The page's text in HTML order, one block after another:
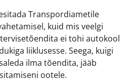
Transpordiametile
kuid mis veelgi
ei tohi autokool
liiklusesse. Seega, kuigi
ilma tõendita, jääb
ootele.